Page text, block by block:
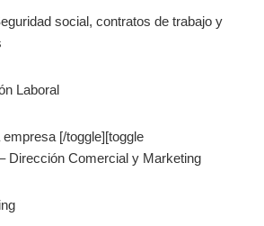
social, contratos de trabajo y
Laboral
[/toggle][toggle
Dirección Comercial y Marketing